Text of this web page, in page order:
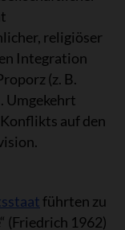
religiöser
Integration
(z. B.
Umgekehrt
auf den
führten zu
(Friedrich 1962)